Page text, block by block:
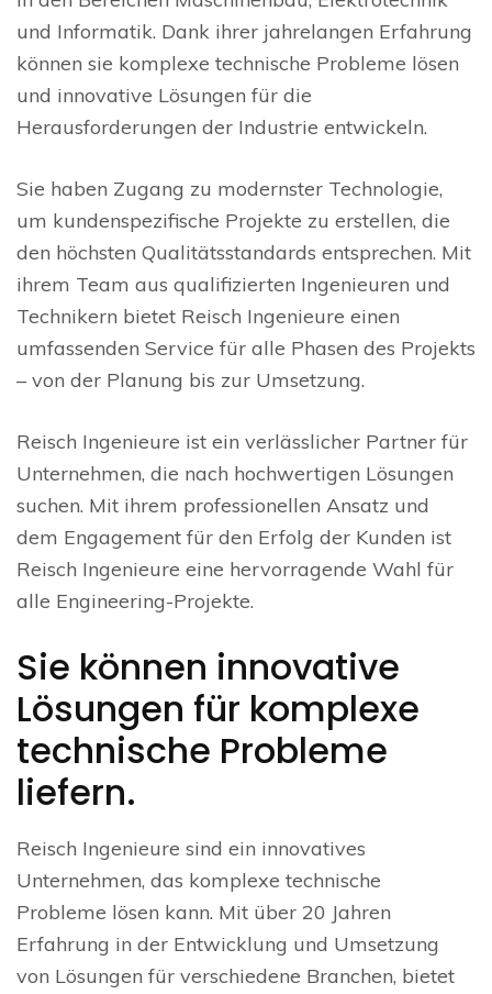
und Informatik. Dank ihrer jahrelangen Erfahrung
können sie komplexe technische Probleme lösen
und innovative Lösungen für die
Herausforderungen der Industrie entwickeln.
Sie haben Zugang zu modernster Technologie,
um kundenspezifische Projekte zu erstellen, die
den höchsten Qualitätsstandards entsprechen. Mit
ihrem Team aus qualifizierten Ingenieuren und
Technikern bietet Reisch Ingenieure einen
umfassenden Service für alle Phasen des Projekts
– von der Planung bis zur Umsetzung.
Reisch Ingenieure ist ein verlässlicher Partner für
Unternehmen, die nach hochwertigen Lösungen
suchen. Mit ihrem professionellen Ansatz und
dem Engagement für den Erfolg der Kunden ist
Reisch Ingenieure eine hervorragende Wahl für
alle Engineering-Projekte.
Sie können innovative
Lösungen für komplexe
technische Probleme
liefern.
Reisch Ingenieure sind ein innovatives
Unternehmen, das komplexe technische
Probleme lösen kann. Mit über 20 Jahren
Erfahrung in der Entwicklung und Umsetzung
von Lösungen für verschiedene Branchen, bietet